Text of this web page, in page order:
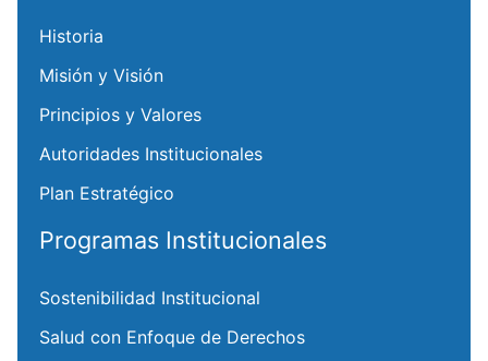
Historia
Misión y Visión
Principios y Valores
Autoridades Institucionales
Plan Estratégico
Programas Institucionales
Sostenibilidad Institucional
Salud con Enfoque de Derechos